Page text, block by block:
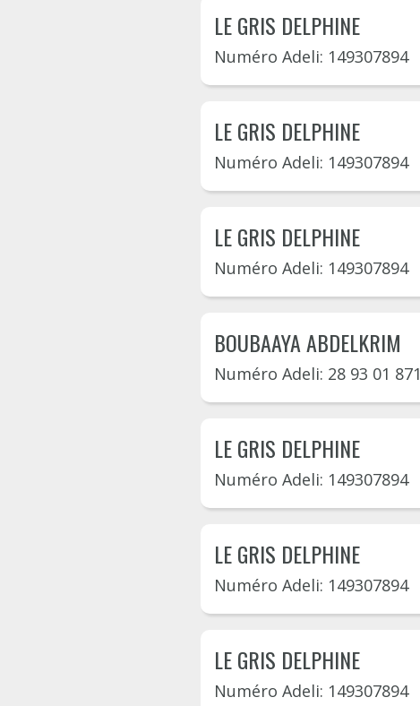
LE GRIS DELPHINE
Numéro Adeli: 149307894
LE GRIS DELPHINE
Numéro Adeli: 149307894
LE GRIS DELPHINE
Numéro Adeli: 149307894
BOUBAAYA ABDELKRIM
Numéro Adeli: 28 93 01 871
LE GRIS DELPHINE
Numéro Adeli: 149307894
LE GRIS DELPHINE
Numéro Adeli: 149307894
LE GRIS DELPHINE
Numéro Adeli: 149307894